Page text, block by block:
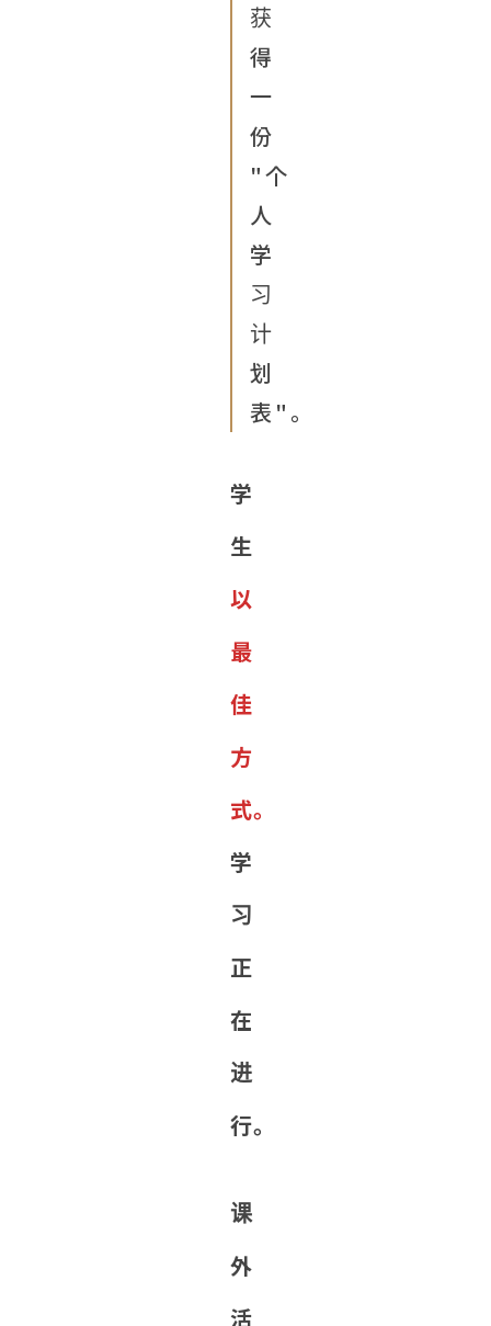
获
得
一
份
"个
人
学
习
计
划
表"。
学
生
以
最
佳
方
式。
学
习
正
在
进
行。
课
外
活